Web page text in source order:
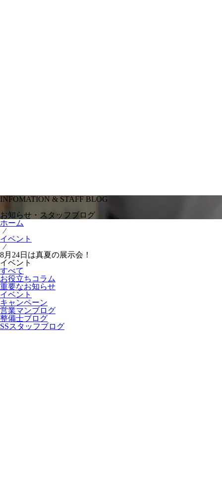
INFOMATION & STAFF BLOG
お知らせ・スタッフブログ
ホーム
⁄
イベント
⁄
8月24日は真夏の展示会！
イベント
すべて
お役立ちコラム
重要なお知らせ
イベント
キャンペーン
営業マンブログ
整備士ブログ
SSスタッフブログ